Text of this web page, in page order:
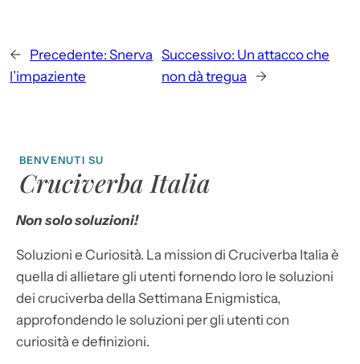
← Precedente: Snerva
l’impaziente
Successivo: Un attacco che
non dà tregua
→
BENVENUTI SU
Cruciverba Italia
Non solo soluzioni!
Soluzioni e Curiosità. La mission di Cruciverba Italia è
quella di allietare gli utenti fornendo loro le soluzioni
dei cruciverba della Settimana Enigmistica,
approfondendo le soluzioni per gli utenti con
curiosità e definizioni.